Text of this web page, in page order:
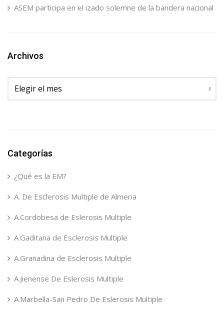
ASEM participa en el izado solemne de la bandera nacional
Archivos
Archivos
Categorías
¿Qué es la EM?
A. De Esclerosis Multiple de Almeria
A.Cordobesa de Eslerosis Multiple
A.Gaditana de Esclerosis Multiple
A.Granadina de Esclerosis Multiple
A.Jienense De Eslerosis Multiple
A.Marbella-San Pedro De Eslerosis Multiple